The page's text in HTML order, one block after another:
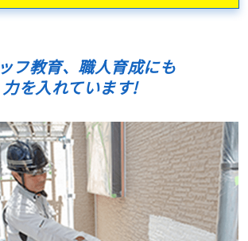
フ教育、職人育成にも
力を入れています!